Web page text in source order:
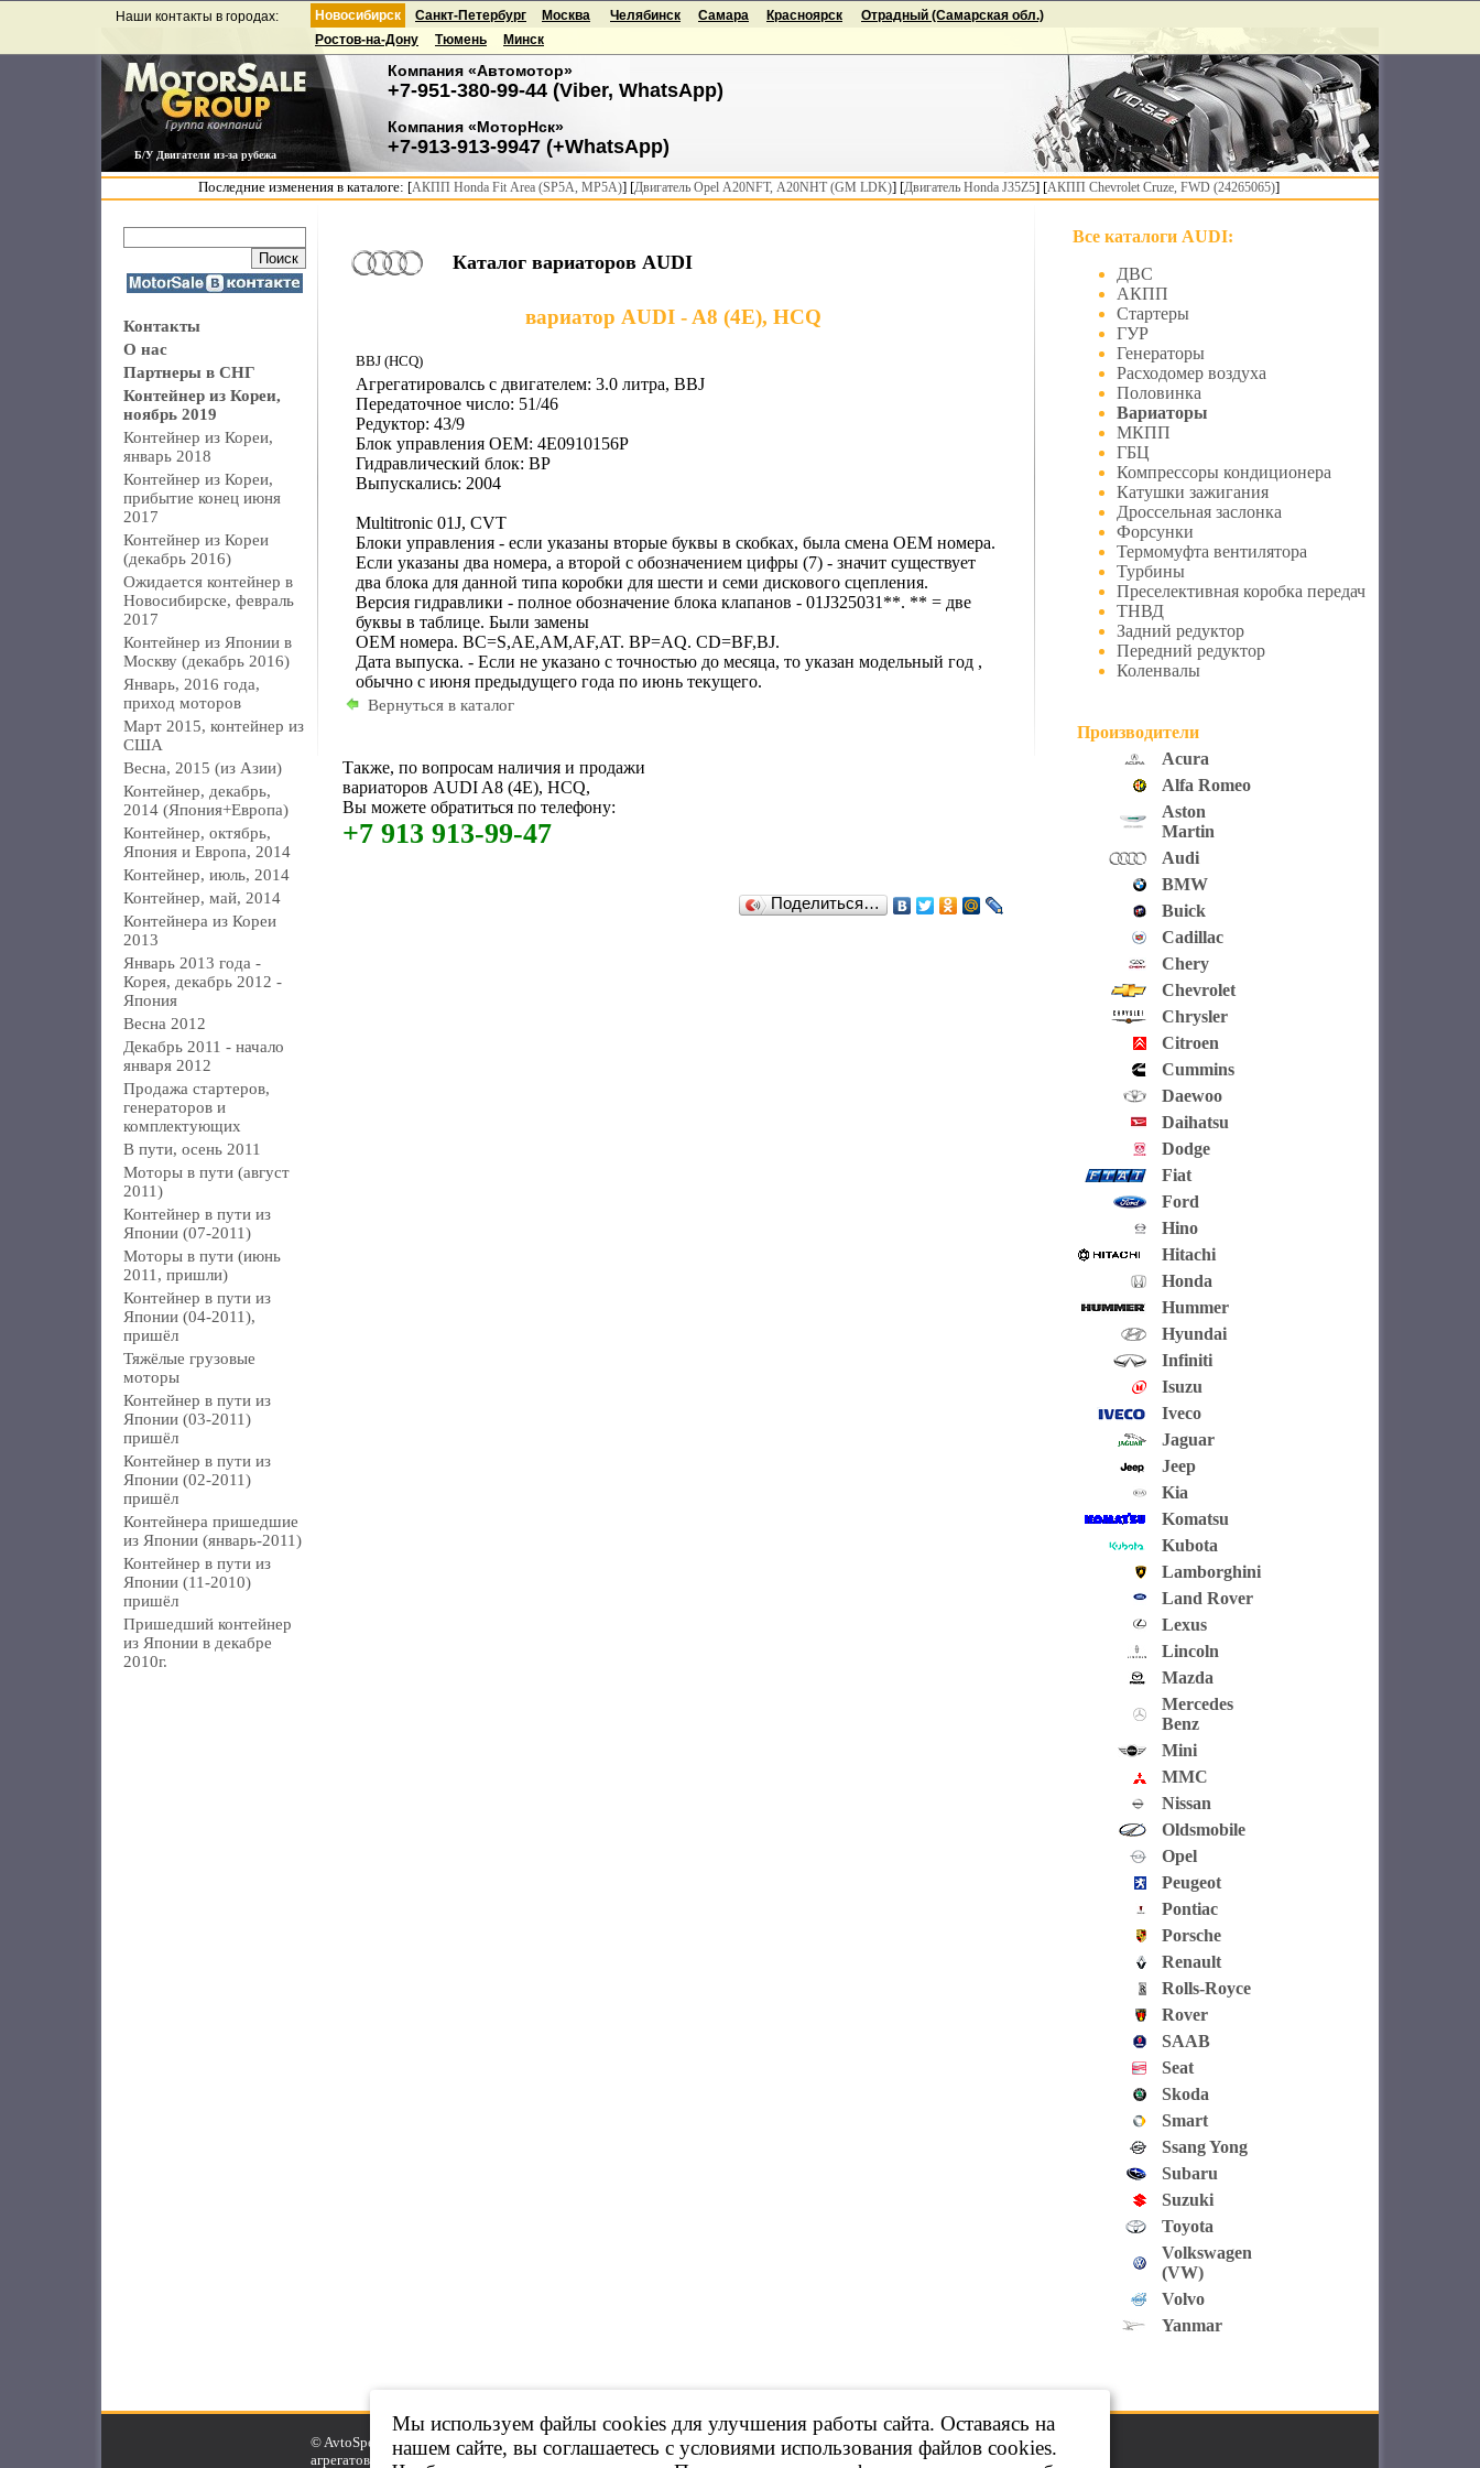
Б/У Двигатели из-за рубежа
Наши контакты в городах: Новосибирск
Компания «Автомотор»
+7-951-380-99-44 (Viber, WhatsApp)
Компания «МоторНск»
+7-913-913-9947 (+WhatsApp)
Санкт-Петербург Москва Челябинск Самара Красноярск
Отрадный (Самарская обл.)
Ростов-на-Дону
Тюмень Минск
Последние изменения в каталоге: [АКПП Honda Fit Area (SP5A, MP5A)] [Двигатель Opel A20NFT, A20NHT (GM LDK)] [Двигатель Honda J35Z5] [АКПП Chevrolet Cruze, FWD (24265065)]
Контакты
О нас
Партнеры в СНГ
Контейнер из Кореи,
ноябрь 2019
Контейнер из Кореи,
январь 2018
Контейнер из Кореи,
прибытие конец июня
2017
Контейнер из Кореи
(декабрь 2016)
Ожидается контейнер в
Новосибирске, февраль
2017
Контейнер из Японии в
Москву (декабрь 2016)
Январь, 2016 года,
приход моторов
Март 2015, контейнер из
США
Весна, 2015 (из Азии)
Контейнер, декабрь,
2014 (Япония+Европа)
Контейнер, октябрь,
Япония и Европа, 2014
Контейнер, июль, 2014
Контейнер, май, 2014
Контейнера из Кореи
2013
Январь 2013 года -
Корея, декабрь 2012 -
Япония
Весна 2012
Декабрь 2011 - начало
января 2012
Продажа стартеров,
генераторов и
комплектующих
В пути, осень 2011
Моторы в пути (август
2011)
Контейнер в пути из
Японии (07-2011)
Моторы в пути (июнь
2011, пришли)
Контейнер в пути из
Японии (04-2011),
пришёл
Тяжёлые грузовые
моторы
Контейнер в пути из
Японии (03-2011)
пришёл
Контейнер в пути из
Японии (02-2011)
пришёл
Контейнера пришедшие
из Японии (январь-2011)
Контейнер в пути из
Японии (11-2010)
пришёл
Пришедший контейнер
из Японии в декабре
2010г.
Каталог вариаторов AUDI
вариатор AUDI - A8 (4E), HCQ
BBJ (HCQ)
Агрегатировалсь с двигателем: 3.0 литра, BBJ
Передаточное число: 51/46
Редуктор: 43/9
Блок управления OEM: 4E0910156P
Гидравлический блок: BP
Выпускались: 2004
Multitronic 01J, CVT
Блоки управления - если указаны вторые буквы в скобках, была смена OEM номера.
Если указаны два номера, а второй с обозначением цифры (7) - значит существует
два блока для данной типа коробки для шести и семи дискового сцепления.
Версия гидравлики - полное обозначение блока клапанов - 01J325031**. ** = две
буквы в таблице. Были замены
OEM номера. BC=S,AE,AM,AF,AT. BP=AQ. CD=BF,BJ.
Дата выпуска. - Если не указано с точностью до месяца, то указан модельный год ,
обычно с июня предыдущего года по июнь текущего.
Вернуться в каталог
Также, по вопросам наличия и продажи
вариаторов AUDI A8 (4E), HCQ,
Вы можете обратиться по телефону:
+7 913 913-99-47
Поделиться…
Все каталоги AUDI:
ДВС
АКПП
Стартеры
ГУР
Генераторы
Расходомер воздуха
Половинка
Вариаторы
МКПП
ГБЦ
Компрессоры кондиционера
Катушки зажигания
Дроссельная заслонка
Форсунки
Термомуфта вентилятора
Турбины
Преселективная коробка передач
ТНВД
Задний редуктор
Передний редуктор
Коленвалы
Производители
Acura
Alfa Romeo
Aston
Martin
Audi
BMW
Buick
Cadillac
Chery
Chevrolet
Chrysler
Citroen
Cummins
Daewoo
Daihatsu
Dodge
Fiat
Ford
Hino
Hitachi
Honda
Hummer
Hyundai
Infiniti
Isuzu
Iveco
Jaguar
Jeep
Kia
Komatsu
Kubota
Lamborghini
Land Rover
Lexus
Lincoln
Mazda
Mercedes
Benz
Mini
MMC
Nissan
Oldsmobile
Opel
Peugeot
Pontiac
Porsche
Renault
Rolls-Royce
Rover
SAAB
Seat
Skoda
Smart
Ssang Yong
Subaru
Suzuki
Toyota
Volkswagen
(VW)
Volvo
Yanmar
© AvtoSpeed.Ru, 2007-2025. Продажа контрактных ДВС, КПП и др.
агрегатов.
Мы используем файлы cookies для улучшения работы сайта. Оставаясь на
нашем сайте, вы соглашаетесь с условиями использования файлов cookies.